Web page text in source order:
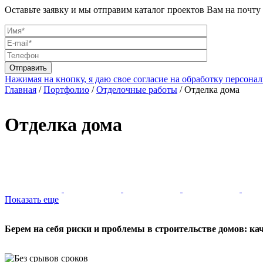
Оставьте заявку и мы отправим каталог проектов Вам на почту
Нажимая на кнопку, я даю свое согласие на обработку
Главная / Портфолио / Отделочные работы /Отделка дома
Отделка дома
Показать еще
Берем на себя риски и проблемы в строительстве домов: